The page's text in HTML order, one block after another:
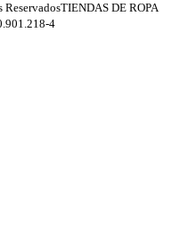
ReservadosTIENDAS DE ROPA
4